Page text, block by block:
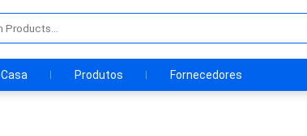
Casa Produtos Fornecedores